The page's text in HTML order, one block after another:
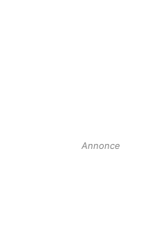
Annonce